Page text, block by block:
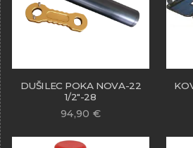
DUŠILEC POKA NOVA-22
1/2″-28
94,90 €